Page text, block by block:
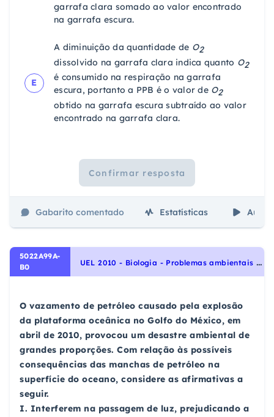
garrafa clara somado ao valor encontrado
na garrafa escura.
E
A diminuição da quantidade de O2
dissolvido na garrafa clara indica quanto O2
é consumido na respiração na garrafa
escura, portanto a PPB é o valor de O2
obtido na garrafa escura subtraído ao valor
encontrado na garrafa clara.
Confirmar resposta
Gabarito comentado Estatísticas Aulas
5022A99A-
B0
U
EL 2010 - Biologia - Problemas ambientais e medidas de conservação, Ecologia e ciências ambientais
O vazamento de petróleo causado pela explosão
da plataforma oceânica no Golfo do México, em
abril de 2010, provocou um desastre ambiental de
grandes proporções. Com relação às possíveis
consequências das manchas de petróleo na
superfície do oceano, considere as afirmativas a
seguir.
I. Interferem na passagem de luz, prejudicando a